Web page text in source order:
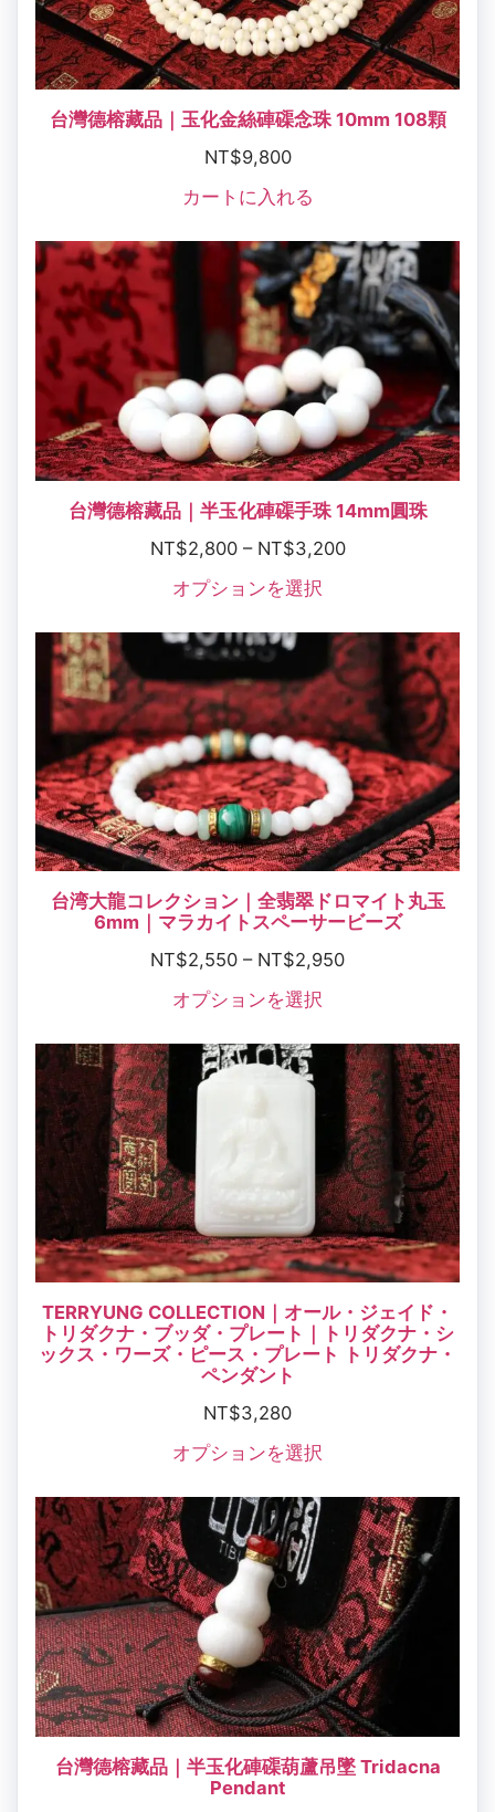
台灣德榕藏品｜玉化金絲硨磲念珠 10mm 108顆
NT$9,800
カートに入れる
台灣德榕藏品｜半玉化硨磲手珠 14mm圓珠
NT$2,800 – NT$3,200
オプションを選択
台湾大龍コレクション｜全翡翠ドロマイト丸玉
6mm｜マラカイトスペーサービーズ
NT$2,550 – NT$2,950
オプションを選択
TERRYUNG COLLECTION｜オール・ジェイド・
トリダクナ・ブッダ・プレート｜トリダクナ・シ
ックス・ワーズ・ピース・プレート トリダクナ・
ペンダント
NT$3,280
オプションを選択
台灣德榕藏品｜半玉化硨磲葫蘆吊墜 Tridacna
Pendant